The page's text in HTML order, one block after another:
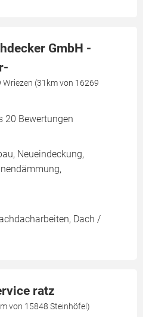
GmbH -
(31km von 16269
20 Bewertungen
Neueindeckung,
Dach /
ratz
von 15848 Steinhöfel)